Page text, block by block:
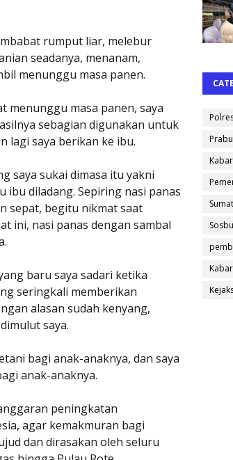
rumput liar, melebur
seadanya, menanam,
menunggu masa panen.
menunggu masa panen, saya
sebagian digunakan untuk
lagi saya berikan ke ibu.
saya sukai dimasa itu yakni
diladang. Sepiring nasi panas
sepat, begitu nikmat saat
ini, nasi panas dengan sambal
baru saya sadari ketika
seringkali memberikan
alasan sudah kenyang,
saya.
bagi anak-anaknya, dan saya
anak-anaknya.
peningkatan
agar kemakmuran bagi
dan dirasakan oleh seluru